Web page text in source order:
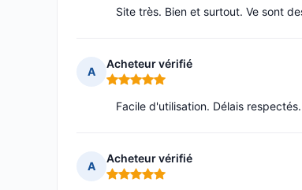
Site très. Bien et surtout. Ve sont
A
Acheteur vérifié
Note : 5 sur 5
Facile d'utilisation. Délais
A
Acheteur vérifié
Note : 5 sur 5